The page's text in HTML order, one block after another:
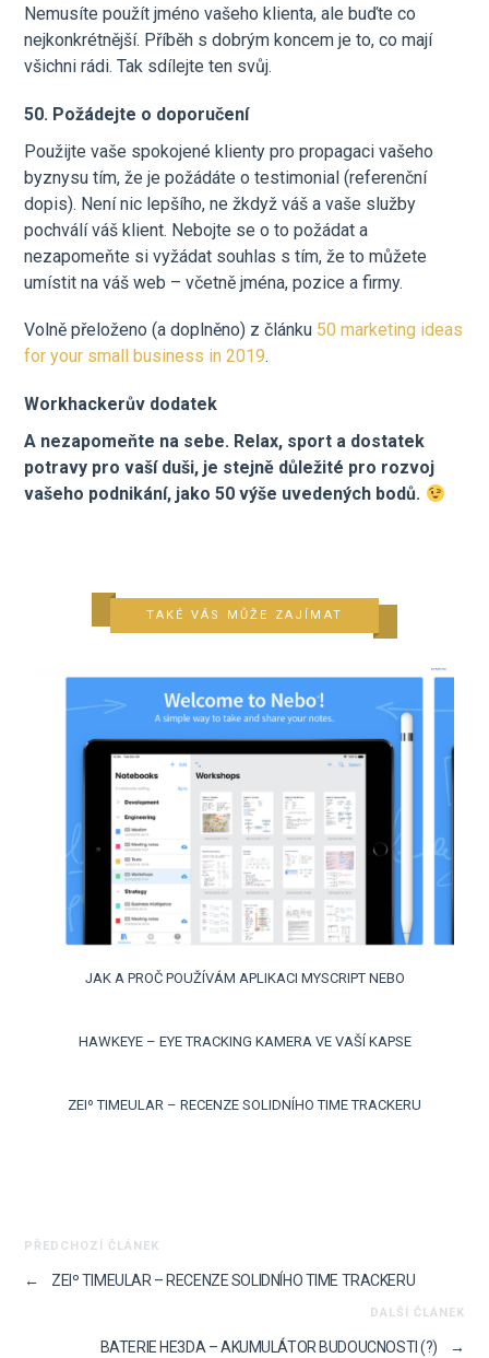
Nemusíte použít jméno vašeho klienta, ale buďte co
nejkonkrétnější. Příběh s dobrým koncem je to, co mají
všichni rádi. Tak sdílejte ten svůj.
50. Požádejte o doporučení
Použijte vaše spokojené klienty pro propagaci vašeho
byznysu tím, že je požádáte o testimonial (referenční
dopis). Není nic lepšího, ne žkdyž váš a vaše služby
pochválí váš klient. Nebojte se o to požádat a
nezapomeňte si vyžádat souhlas s tím, že to můžete
umístit na váš web – včetně jména, pozice a firmy.
Volně přeloženo (a doplněno) z článku 50 marketing ideas
for your small business in 2019.
Workhackerův dodatek
A nezapomeňte na sebe. Relax, sport a dostatek
potravy pro vaší duši, je stejně důležité pro rozvoj
vašeho podnikání, jako 50 výše uvedených bodů.
TAKÉ VÁS MŮŽE ZAJÍMAT
JAK A PROČ POUŽÍVÁM APLIKACI MYSCRIPT NEBO
HAWKEYE – EYE TRACKING KAMERA VE VAŠÍ KAPSE
ZEIº TIMEULAR – RECENZE SOLIDNÍHO TIME TRACKERU
PŘEDCHOZÍ ČLÁNEK
← ZEIº TIMEULAR – RECENZE SOLIDNÍHO TIME TRACKERU
DALŠÍ ČLÁNEK
BATERIE HE3DA – AKUMULÁTOR BUDOUCNOSTI (?) →